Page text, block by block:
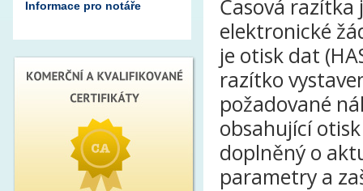
Informace pro notáře
Časová
elektronické
je otisk dat
razítko
požadované
obsahující
doplněný o
parametry a